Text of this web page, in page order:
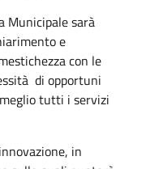
Municipale sarà
e
con le
di opportuni
tutti i servizi
in